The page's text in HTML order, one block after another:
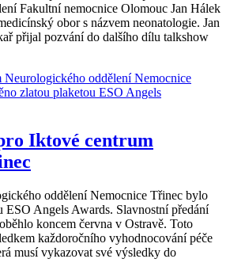
Fakultní nemocnice Olomouc Jan Hálek
obor s názvem neonatologie. Jan
přijal pozvání do dalšího dílu talkshow
Iktové centrum
oddělení Nemocnice Třinec bylo
ESO Angels Awards. Slavnostní předání
koncem června v Ostravě. Toto
každoročního vyhodnocování péče
musí vykazovat své výsledky do